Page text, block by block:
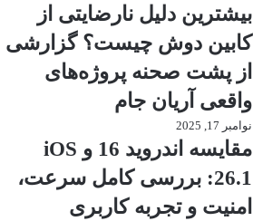
و
حرفه‌ای
برای
الکتروموتور
دلیل
نارضایتی
از
کابین
دوش
چیست؟
گزارشی
پشت
صحنه
پروژه‌های
بیشترین دلیل نارضایتی از
کابین دوش چیست؟ گزارشی
از پشت صحنه پروژه‌های
واقعی آریان جام
مقایسه
اندروید
و
iOS
نوامبر 17, 2025
مقایسه اندروید 16 و iOS
26.1: بررسی کامل سرعت،
امنیت و تجربه کاربری